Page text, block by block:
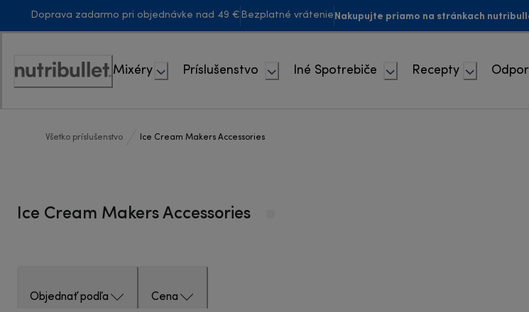
Doprava zadarmo pri objednávke nad 49 € Bezplatné vrátenie Nakupujte priamo na stránkach
Accessibility
Mixéry Príslušenstvo Iné Spotrebiče Recepty
Všetko príslušenstvo Ice Cream Makers Accessories
Ice Cream Makers Accessories
Objednať podľa Cena